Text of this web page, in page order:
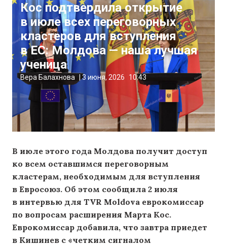
Кос подтвердила открытие
в июле всех переговорных
кластеров для вступления
в ЕС: Молдова — наша лучшая
ученица
Вера Балахнова 3 июня, 2026 10:43
В июле этого года Молдова получит доступ
ко всем оставшимся переговорным
кластерам, необходимым для вступления
в Евросоюз. Об этом сообщила 2 июля
в интервью для TVR Moldova еврокомиссар
по вопросам расширения Марта Кос.
Еврокомиссар добавила, что завтра приедет
в Кишинев с «четким сигналом